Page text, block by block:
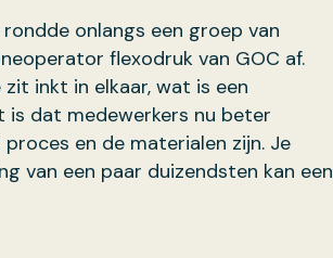
onlangs een groep van
flexodruk van GOC af.
inkt in elkaar, wat is een
is dat medewerkers nu beter
en de materialen zijn. Je
van een paar duizendsten kan een